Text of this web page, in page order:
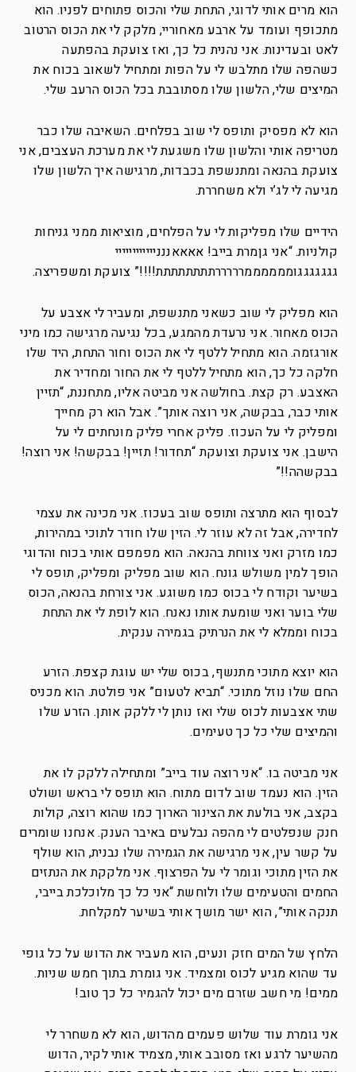
הוא מרים אותי לדוגי, התחת שלי והכוס פתוחים לפניו. הוא
מתכופף ועומד על ארבע מאחוריי, מלקק לי את הכוס הרטוב
לאט ובעדינות. אני נהנית כל כך, ואז צועקת בהפתעה
כשהפה שלו מתלבש לי על הפות ומתחיל לשאוב בכוח את
המיצים שלי, הלשון שלו מסתובבת בכל הכוס הרעב שלי.
הוא לא מפסיק ותופס לי שוב בפלחים. השאיבה שלו כבר
מטריפה אותי והלשון שלו משגעת לי את מערכת העצבים, אני
צועקת בהנאה ומתנשפת בכבדות, מרגישה איך הלשון שלו
מגיעה לי לג’י ולא משחררת.
הידיים שלו מפליקות לי על הפלחים, מוציאות ממני גניחות
קולניות. “אני גןמרת בייב! אאאאננניייייייייייי
גגגגגגגוממממממרררררתתתתתתתת!!!!” צועקת ומשפריצה.
הוא מפליק לי שוב כשאני מתנשפת, ומעביר לי אצבע על
הכוס מאחור. אני נרעדת מהמגע, בכל נגיעה מרגישה כמו מיני
אורגזמה. הוא מתחיל ללטף לי את הכוס וחור התחת, היד שלו
חלקה כל כך, הוא מתחיל ללטף לי את החור ומחדיר את
האצבע. רק קצת. בחולשה אני מביטה אליו, מתחננת, “תזיין
אותי כבר, בבקשה, אני רוצה אותך”. אבל הוא רק מחייך
ומפליק לי על העכוז. פליק אחרי פליק מונחתים לי על
הישבן. אני צועקת וצועקת “תחדור! תזיין! בבקשה! אני רוצה!
בבקשהה!!”
לבסוף הוא מתרצה ותופס שוב בעכוז. אני מכינה את עצמי
לחדירה, אבל זה לא עוזר לי. הזין שלו חודר לתוכי במהירות,
כמו מזרק ואני צווחת בהנאה. הוא מפמפם אותי בכוח והדוגי
הופך למין משולש גונח. הוא שוב מפליק ומפליק, תופס לי
בשיער וקודח לי בכוס כמו משוגע. אני צורחת בהנאה, הכוס
שלי בוער ואני שומעת אותו נאנח. הוא לופת לי את התחת
בכוח וממלא לי את הנרתיק בגמירה ענקית.
הוא יוצא מתוכי מתנשף, בכוס שלי יש עוגת קצפת. הזרע
החם שלו נוזל מתוכי. “תביא לטעום” אני פולטת. הוא מכניס
שתי אצבעות לכוס שלי ואז נותן לי ללקק אותן. הזרע שלו
והמיצים שלי כל כך טעימים.
אני מביטה בו. “אני רוצה עוד בייב” ומתחילה ללקק לו את
הזין. הוא נעמד שוב לדום מתוח. הוא תופס לי בראש ושולט
בקצב, אני בולעת את הצינור הארוך כמו שהוא רוצה, קולות
חנק שנפלטים לי מהפה נבלעים באיבר הענק. אנחנו שומרים
על קשר עין, אני מרגישה את הגמירה שלו נבנית, הוא שולף
את הזין מתוכי וגומר לי על הפרצוף. אני מלקקת את הנתזים
החמים והטעימים שלו ולוחשת “אני כל כך מלוכלכת בייבי,
תנקה אותי”, הוא ישר מושך אותי בשיער למקלחת.
הלחץ של המים חזק ונעים, הוא מעביר את הדוש על כל גופי
עד שהוא מגיע לכוס ומצמיד. אני גומרת בתוך חמש שניות.
ממים! מי חשב שזרם מים יכול להגמיר כל כך טוב!
אני גומרת עוד שלוש פעמים מהדוש, הוא לא משחרר לי
מהשיער לרגע ואז מסובב אותי, מצמיד אותי לקיר, הדוש